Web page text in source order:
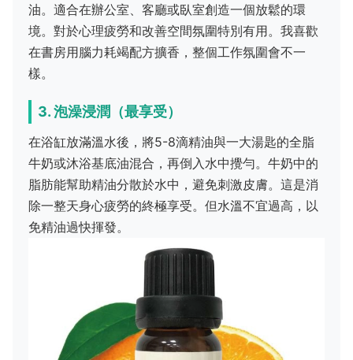
油。適合在辦公室、客廳或臥室創造一個放鬆的環
境。對於心理疲勞和改善空間氛圍特別有用。我喜歡
在書房用腦力耗竭配方擴香，整個工作氛圍會不一
樣。
3. 泡澡浸潤（最享受）
在浴缸放滿溫水後，將5-8滴精油與一大湯匙的全脂
牛奶或沐浴基底油混合，再倒入水中攪勻。牛奶中的
脂肪能幫助精油分散於水中，避免刺激皮膚。這是消
除一整天身心疲勞的終極享受。但水溫不宜過高，以
免精油過快揮發。